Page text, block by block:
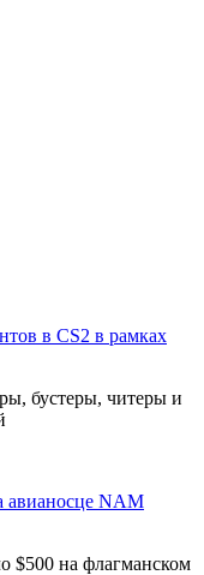
в CS2 в рамках
бустеры, читеры и
авианосце NAM
$500 на флагманском